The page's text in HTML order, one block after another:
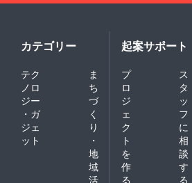
カテゴリー
テク
ノロ
ジー
・ガ
ジェ
ット
ま
ち
づ
く
り
・
地
域
活
起案サポート
プ
ロ
ジ
ェ
ク
ト
を
作
る
ス
タ
ッ
フ
に
相
談
す
る